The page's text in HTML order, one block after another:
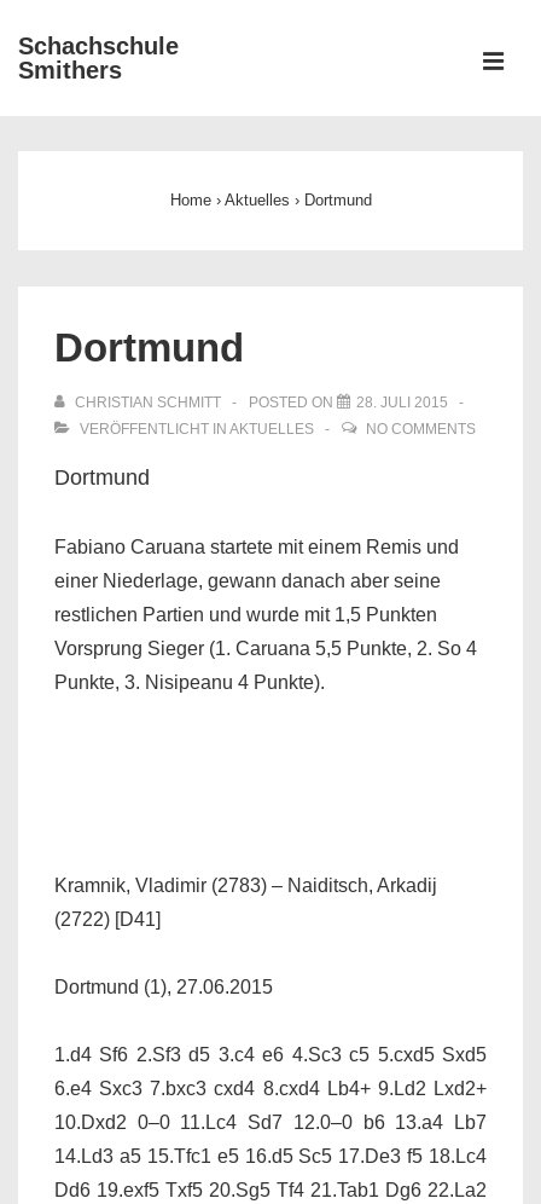
Zum
Inhalt
Schachschule
Smithers
Home › Aktuelles › Dortmund
Dortmund
CHRISTIAN SCHMITT POSTED ON
28. JULI 2015
VERÖFFENTLICHT IN AKTUELLES NO COMMENTS
Dortmund
Fabiano Caruana startete mit einem Remis und
einer Niederlage, gewann danach aber seine
restlichen Partien und wurde mit 1,5 Punkten
Vorsprung Sieger (1. Caruana 5,5 Punkte, 2. So 4
Punkte, 3. Nisipeanu 4 Punkte).
Kramnik, Vladimir (2783) – Naiditsch, Arkadij
(2722) [D41]
Dortmund (1), 27.06.2015
1.d4 Sf6 2.Sf3 d5 3.c4 e6 4.Sc3 c5 5.cxd5 Sxd5
6.e4 Sxc3 7.bxc3 cxd4 8.cxd4 Lb4+ 9.Ld2 Lxd2+
10.Dxd2 0–0 11.Lc4 Sd7 12.0–0 b6 13.a4 Lb7
14.Ld3 a5 15.Tfc1 e5 16.d5 Sc5 17.De3 f5 18.Lc4
Dd6 19.exf5 Txf5 20.Sg5 Tf4 21.Tab1 Dg6 22.La2